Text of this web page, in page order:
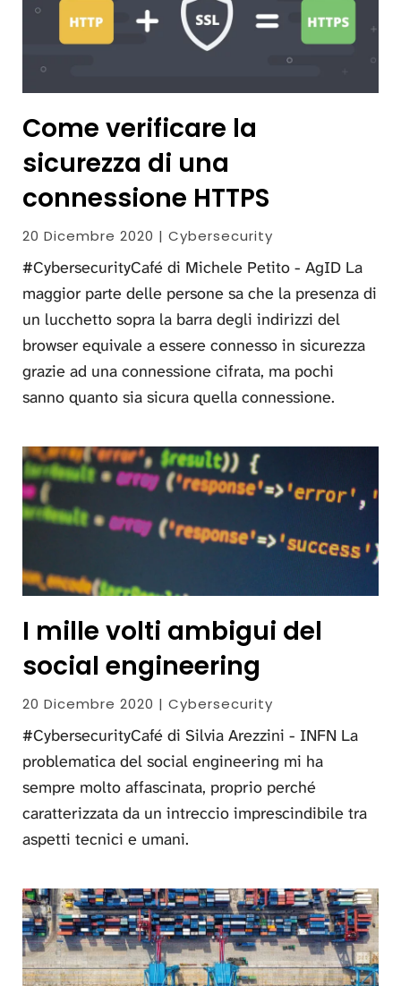
Come verificare la
sicurezza di una
connessione HTTPS
20 Dicembre 2020 | Cybersecurity
#CybersecurityCafé di Michele Petito - AgID La
maggior parte delle persone sa che la presenza di
un lucchetto sopra la barra degli indirizzi del
browser equivale a essere connesso in sicurezza
grazie ad una connessione cifrata, ma pochi
sanno quanto sia sicura quella connessione.
I mille volti ambigui del
social engineering
20 Dicembre 2020 | Cybersecurity
#CybersecurityCafé di Silvia Arezzini - INFN La
problematica del social engineering mi ha
sempre molto affascinata, proprio perché
caratterizzata da un intreccio imprescindibile tra
aspetti tecnici e umani.